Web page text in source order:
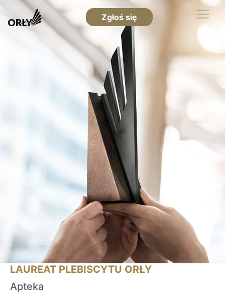
Zgłoś się
LAUREAT PLEBISCYTU ORŁY
Apteka